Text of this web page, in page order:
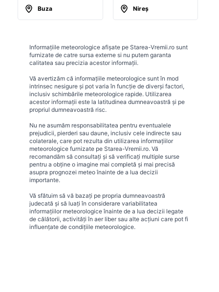
Buza Nireş
Informațiile meteorologice afișate pe Starea-Vremii.ro sunt
furnizate de catre sursa externe si nu putem garanta
calitatea sau precizia acestor informații.
Vă avertizăm că informațiile meteorologice sunt în mod
intrinsec nesigure și pot varia în funcție de diverși factori,
inclusiv schimbările meteorologice rapide. Utilizarea
acestor informații este la latitudinea dumneavoastră și pe
propriul dumneavoastră risc.
Nu ne asumăm responsabilitatea pentru eventualele
prejudicii, pierderi sau daune, inclusiv cele indirecte sau
colaterale, care pot rezulta din utilizarea informațiilor
meteorologice furnizate pe Starea-Vremii.ro. Vă
recomandăm să consultați și să verificați multiple surse
pentru a obține o imagine mai completă și mai precisă
asupra prognozei meteo înainte de a lua decizii
importante.
Vă sfătuim să vă bazați pe propria dumneavoastră
judecată și să luați în considerare variabilitatea
informațiilor meteorologice înainte de a lua decizii legate
de călătorii, activități în aer liber sau alte acțiuni care pot fi
influențate de condițiile meteorologice.